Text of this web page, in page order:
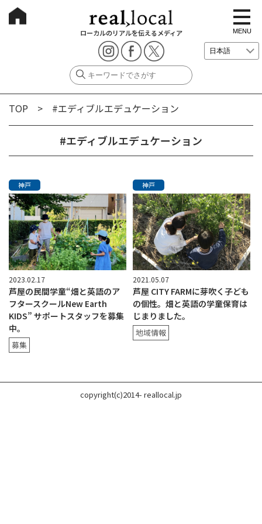
ローカルのリアルを伝えるメディア
t
o
g
g
e
i
i
MENU
TOP > #エディブルエデュケーション
#エディブルエデュケーション
神戸
2023.02.17
芦屋の民間学童“畑と英語のア
フタースクールNew Earth
KIDS” サポートスタッフを募集
中。
募集
神戸
2021.05.07
芦屋 CITY FARMに芽吹く子ども
の個性。畑と英語の学童保育は
じまりました。
地域情報
copyright(c)2014- reallocal.jp